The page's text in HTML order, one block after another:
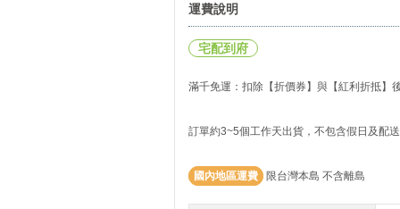
運費說明
宅配到府
滿千免運：扣除【折價券】與【紅利折抵】
訂單約3~5個工作天出貨，不包含假日及配
國內地區運費 限台灣本島 不含離島